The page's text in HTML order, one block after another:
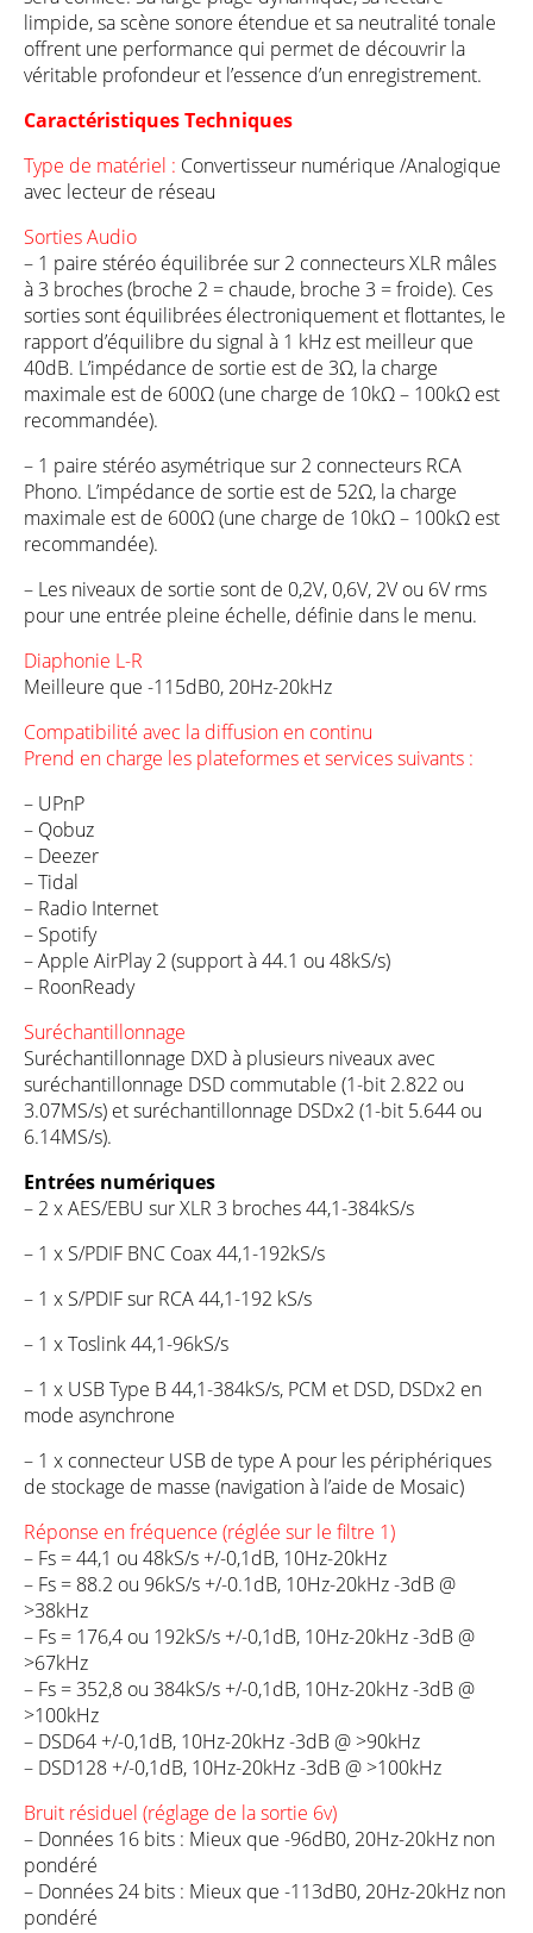
limpide, sa scène sonore étendue et sa neutralité tonale
offrent une performance qui permet de découvrir la
véritable profondeur et l’essence d’un enregistrement.
Caractéristiques Techniques
Type de matériel : Convertisseur numérique /Analogique
avec lecteur de réseau
Sorties Audio
– 1 paire stéréo équilibrée sur 2 connecteurs XLR mâles
à 3 broches (broche 2 = chaude, broche 3 = froide). Ces
sorties sont équilibrées électroniquement et flottantes, le
rapport d’équilibre du signal à 1 kHz est meilleur que
40dB. L’impédance de sortie est de 3Ω, la charge
maximale est de 600Ω (une charge de 10kΩ – 100kΩ est
recommandée).
– 1 paire stéréo asymétrique sur 2 connecteurs RCA
Phono. L’impédance de sortie est de 52Ω, la charge
maximale est de 600Ω (une charge de 10kΩ – 100kΩ est
recommandée).
– Les niveaux de sortie sont de 0,2V, 0,6V, 2V ou 6V rms
pour une entrée pleine échelle, définie dans le menu.
Diaphonie L-R
Meilleure que -115dB0, 20Hz-20kHz
Compatibilité avec la diffusion en continu
Prend en charge les plateformes et services suivants :
– UPnP
– Qobuz
– Deezer
– Tidal
– Radio Internet
– Spotify
– Apple AirPlay 2 (support à 44.1 ou 48kS/s)
– RoonReady
Suréchantillonnage
Suréchantillonnage DXD à plusieurs niveaux avec
suréchantillonnage DSD commutable (1-bit 2.822 ou
3.07MS/s) et suréchantillonnage DSDx2 (1-bit 5.644 ou
6.14MS/s).
Entrées numériques
– 2 x AES/EBU sur XLR 3 broches 44,1-384kS/s
– 1 x S/PDIF BNC Coax 44,1-192kS/s
– 1 x S/PDIF sur RCA 44,1-192 kS/s
– 1 x Toslink 44,1-96kS/s
– 1 x USB Type B 44,1-384kS/s, PCM et DSD, DSDx2 en
mode asynchrone
– 1 x connecteur USB de type A pour les périphériques
de stockage de masse (navigation à l’aide de Mosaic)
Réponse en fréquence (réglée sur le filtre 1)
– Fs = 44,1 ou 48kS/s +/-0,1dB, 10Hz-20kHz
– Fs = 88.2 ou 96kS/s +/-0.1dB, 10Hz-20kHz -3dB @
>38kHz
– Fs = 176,4 ou 192kS/s +/-0,1dB, 10Hz-20kHz -3dB @
>67kHz
– Fs = 352,8 ou 384kS/s +/-0,1dB, 10Hz-20kHz -3dB @
>100kHz
– DSD64 +/-0,1dB, 10Hz-20kHz -3dB @ >90kHz
– DSD128 +/-0,1dB, 10Hz-20kHz -3dB @ >100kHz
Bruit résiduel (réglage de la sortie 6v)
– Données 16 bits : Mieux que -96dB0, 20Hz-20kHz non
pondéré
– Données 24 bits : Mieux que -113dB0, 20Hz-20kHz non
pondéré